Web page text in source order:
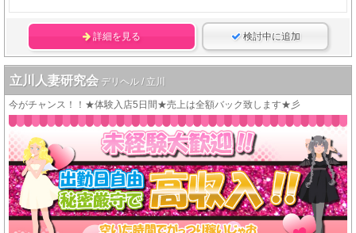
詳細を見る 検討中に追加
立川人妻研究会 デリヘル / 立川
今がチャンス！！★体験入店5日間★売上は全額バック致します★彡